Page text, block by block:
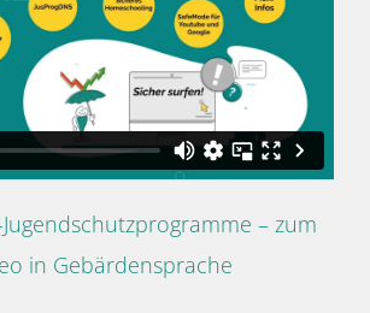
Jugendschutzprogramme – zum
in Gebärdensprache